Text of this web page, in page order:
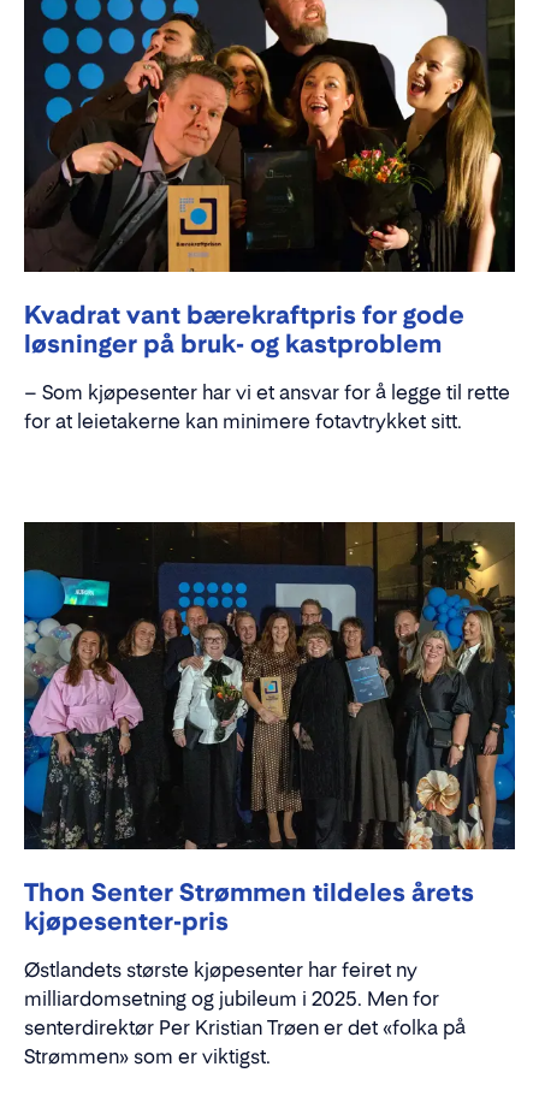
Kvadrat vant bærekraftpris for gode
løsninger på bruk- og kastproblem
– Som kjøpesenter har vi et ansvar for å legge til rette
for at leietakerne kan minimere fotavtrykket sitt.
Thon Senter Strømmen tildeles årets
kjøpesenter-pris
Østlandets største kjøpesenter har feiret ny
milliardomsetning og jubileum i 2025. Men for
senterdirektør Per Kristian Trøen er det «folka på
Strømmen» som er viktigst.